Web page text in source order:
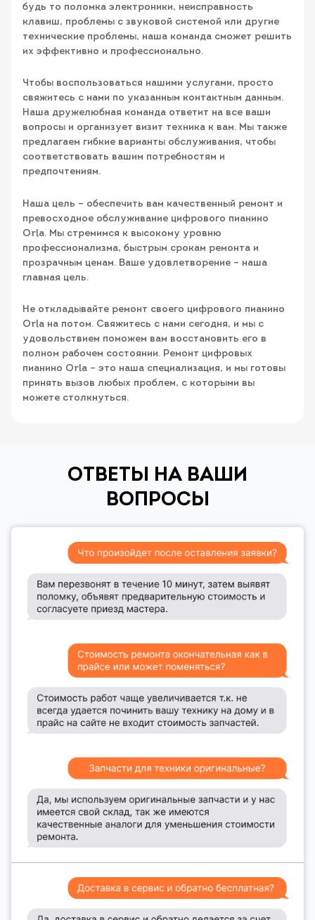
будь то поломка электроники, неисправность
клавиш, проблемы с звуковой системой или другие
технические проблемы, наша команда сможет решить
их эффективно и профессионально.
Чтобы воспользоваться нашими услугами, просто
свяжитесь с нами по указанным контактным данным.
Наша дружелюбная команда ответит на все ваши
вопросы и организует визит техника к вам. Мы также
предлагаем гибкие варианты обслуживания, чтобы
соответствовать вашим потребностям и
предпочтениям.
Наша цель – обеспечить вам качественный ремонт и
превосходное обслуживание цифрового пианино
Orla. Мы стремимся к высокому уровню
профессионализма, быстрым срокам ремонта и
прозрачным ценам. Ваше удовлетворение – наша
главная цель.
Не откладывайте ремонт своего цифрового пианино
Orla на потом. Свяжитесь с нами сегодня, и мы с
удовольствием поможем вам восстановить его в
полном рабочем состоянии. Ремонт цифровых
пианино Orla – это наша специализация, и мы готовы
принять вызов любых проблем, с которыми вы
можете столкнуться.
ОТВЕТЫ НА ВАШИ
ВОПРОСЫ